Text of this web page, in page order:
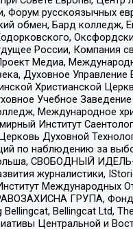
Форум русскоязычных
обмен, Бард колледж,
России, Компания
Медиа,
Духовное Управление
Христианской
Учебное
Международное
Институт
Духовной
по наблюдению за
СВОБОДНЫЙ
журналистики,
Международных
ГРУПА, Фонд
Bellingcat Ltd,
Центральной и